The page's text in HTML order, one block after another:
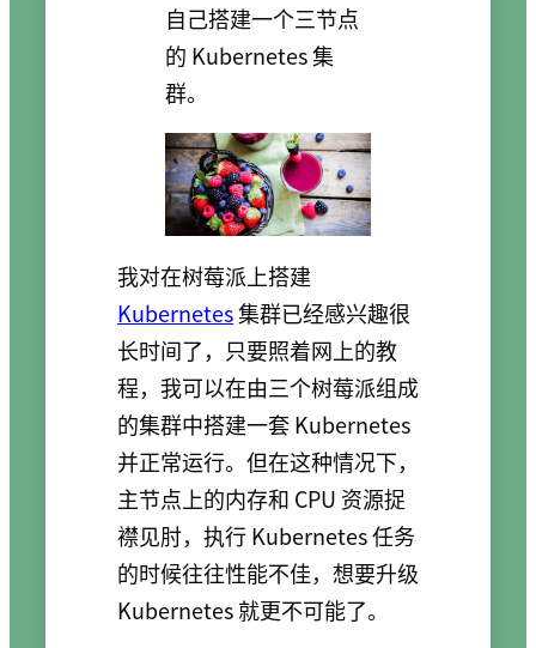
自己搭建一个三节点
的 Kubernetes 集
群。
我对在树莓派上搭建
Kubernetes集群已经感兴趣很
长时间了，只要照着网上的教
程，我可以在由三个树莓派组成
的集群中搭建一套 Kubernetes
并正常运行。但在这种情况下，
主节点上的内存和 CPU 资源捉
襟见肘，执行 Kubernetes 任务
的时候往往性能不佳，想要升级
Kubernetes 就更不可能了。